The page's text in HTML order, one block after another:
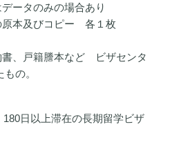
ータのみの場合あり
原本及びコピー 各１枚
書、戸籍謄本など ビザセンタ
の。
日以上滞在の長期留学ビザ